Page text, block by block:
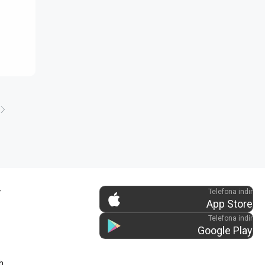
Telefona indir
App Store
Telefona indir
Google Play